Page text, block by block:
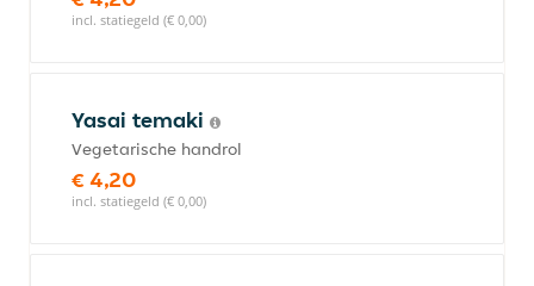
incl. statiegeld (€ 0,00)
Yasai temaki
Vegetarische handrol
€ 4,20
incl. statiegeld (€ 0,00)